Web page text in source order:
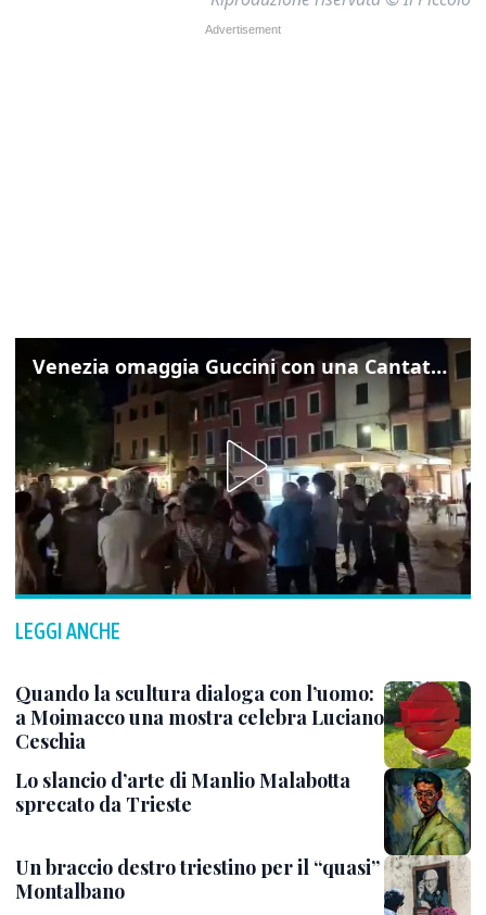
Venezia omaggia Guccini con una Cantata Anarchica in campo Santa Margherita
LEGGI ANCHE
Quando la scultura dialoga con l’uomo:
a Moimacco una mostra celebra Luciano
Ceschia
Lo slancio d’arte di Manlio Malabotta
sprecato da Trieste
Un braccio destro triestino per il “quasi”
Montalbano